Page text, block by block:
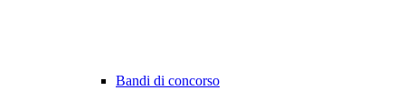
Bandi di concorso